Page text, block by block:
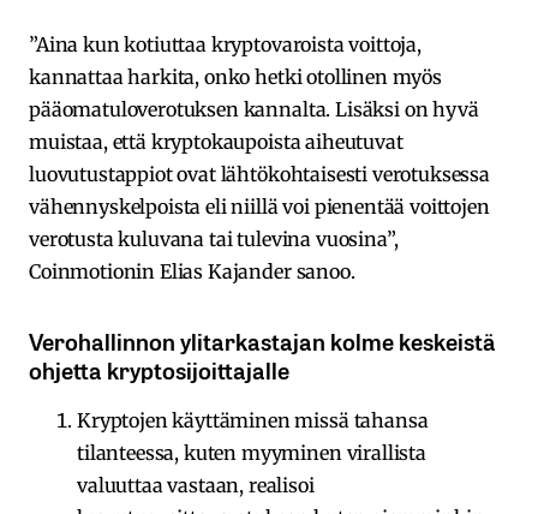
”Aina kun kotiuttaa kryptovaroista voittoja,
kannattaa harkita, onko hetki otollinen myös
pääomatuloverotuksen kannalta. Lisäksi on hyvä
muistaa, että kryptokaupoista aiheutuvat
luovutustappiot ovat lähtökohtaisesti verotuksessa
vähennyskelpoista eli niillä voi pienentää voittojen
verotusta kuluvana tai tulevina vuosina”,
Coinmotionin Elias Kajander sanoo.
Verohallinnon ylitarkastajan kolme keskeistä
ohjetta kryptosijoittajalle
Kryptojen käyttäminen missä tahansa
tilanteessa, kuten myyminen virallista
valuuttaa vastaan, realisoi